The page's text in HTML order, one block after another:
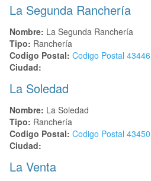
La Segunda Ranchería
Nombre: La Segunda Ranchería
Tipo: Ranchería
Codigo Postal: Codigo Postal 43446
Ciudad:
La Soledad
Nombre: La Soledad
Tipo: Ranchería
Codigo Postal: Codigo Postal 43450
Ciudad:
La Venta